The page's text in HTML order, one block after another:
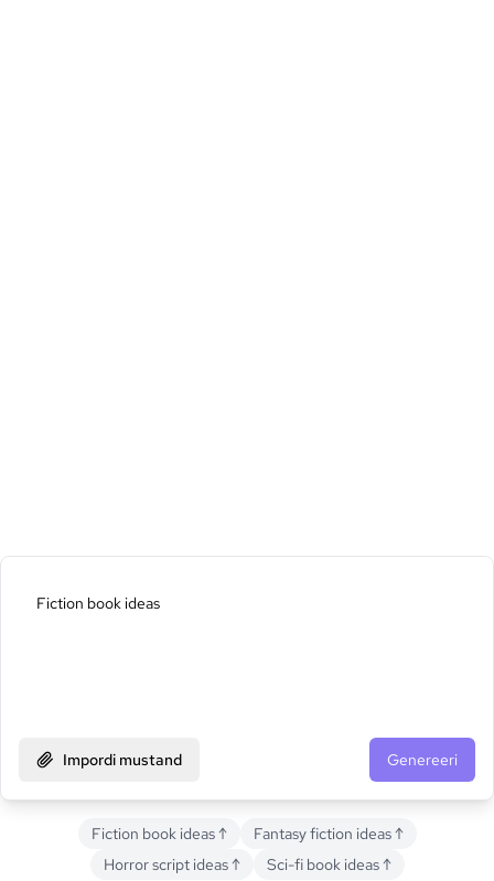
Impordi mustand Genereeri
Fiction book ideas↑ Fantasy fiction ideas↑
Horror script ideas↑ Sci-fi book ideas↑